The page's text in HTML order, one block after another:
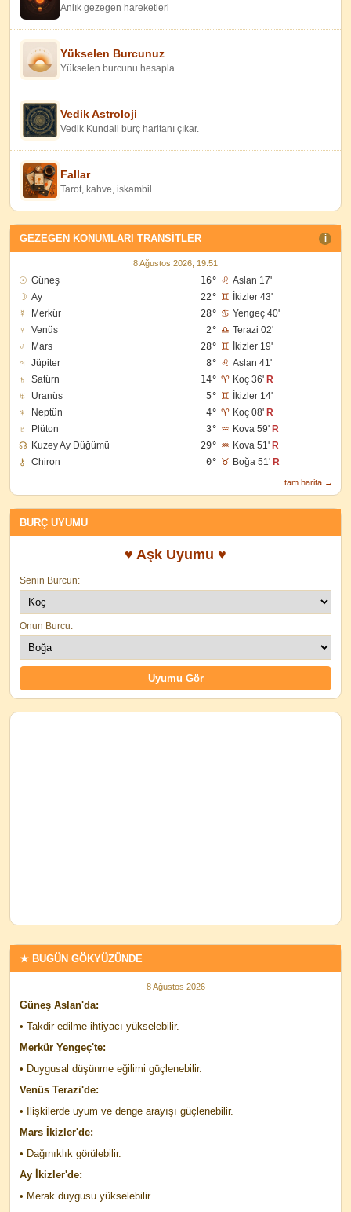
★ BUGÜN GÖKYÜZÜNDE
8 Ağustos 2026
Güneş Aslan'da:
• Takdir edilme ihtiyacı yükselebilir.
Merkür Yengeç'te:
• Duygusal düşünme eğilimi güçlenebilir.
Venüs Terazi'de:
• Ilişkilerde uyum ve denge arayışı güçlenebilir.
Mars İkizler'de:
• Dağınıklık görülebilir.
Ay İkizler'de:
• Merak duygusu yükselebilir.
Anlık gezegen hareketleri
Yükselen Burcunuz
Yükselen burcunu hesapla
Vedik Astroloji
Vedik Kundali burç haritanı çıkar.
Fallar
Tarot, kahve, iskambil
GEZEGEN KONUMLARI TRANSITLER I
8 Ağustos 2026, 19:51
☉ Güneş 16° ♌ Aslan 17'
☽ Ay 22° ♊
İkizler 43'
☿
Merkür 28° ♋ Yengeç 40'
♀
Venüs 2° ♎ Terazi 02'
♂
Mars 28° ♊
İkizler 19'
♃
Jüpiter 8° ♌ Aslan 41'
♄
Satürn 14° ♈ Koç 36' R
♅
Uranüs 5° ♊
İkizler 14'
♆
Neptün 4° ♈ Koç 08' R
♇
Plüton 3° ♒ Kova 59' R
☊ Kuzey Ay Düğümü 29° ♒ Kova 51' R
⚷
Chiron 0° ♉ Boğa 51' R
tam harita →
BURÇ UYUMU
♥ Aşk Uyumu ♥
Senin Burcun:
Onun Burcu: